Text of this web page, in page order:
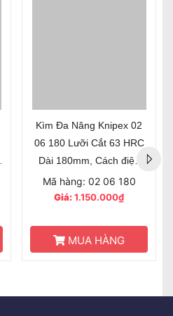
Kìm Đa Năng Knipex 02
06 180 Lưỡi Cắt 63 HRC
Dài 180mm, Cách điện
1000 Volt
Mã hàng: 02 06 180
Giá:1.150.000₫
MUA HÀNG